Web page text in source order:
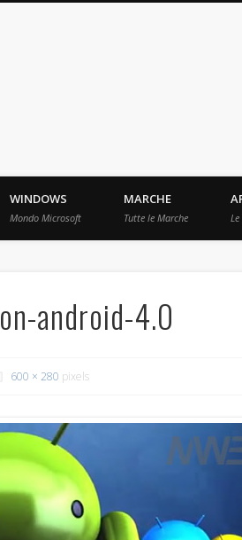
raccolti in Rete.
WINDOWS
Mondo Microsoft
MARCHE
Tutte le Marche
android-4.0
600 × 280 pixels